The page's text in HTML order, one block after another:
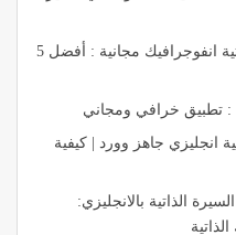
قوالب سيرة ذاتية انفوجرافيك مجانية : أفضل 5
انجليزي جاهز وورد | كيفية
الذاتية بالانجليزي: